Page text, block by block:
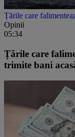
Țările care
Opinii
05:34
Țările care
trimite bani